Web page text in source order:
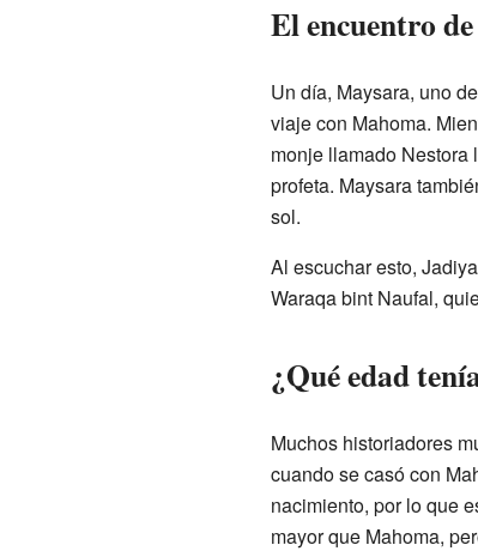
El encuentro
Un día, Maysara, uno
viaje con Mahoma.
monje llamado Nestora
profeta. Maysara
sol.
Al escuchar esto,
Waraqa bint Naufal,
¿Qué edad
Muchos historiadores
cuando se casó con
nacimiento, por lo que
mayor que Mahoma,